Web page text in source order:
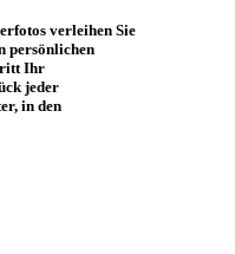
verleihen Sie
persönlichen
Ihr
jeder
in den